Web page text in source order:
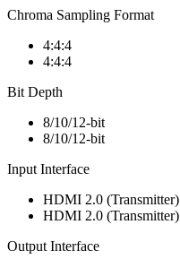
Chroma Sampling Format
4:4:4
4:4:4
Bit Depth
8/10/12-bit
8/10/12-bit
Input Interface
HDMI 2.0 (Transmitter)
HDMI 2.0 (Transmitter)
Output Interface